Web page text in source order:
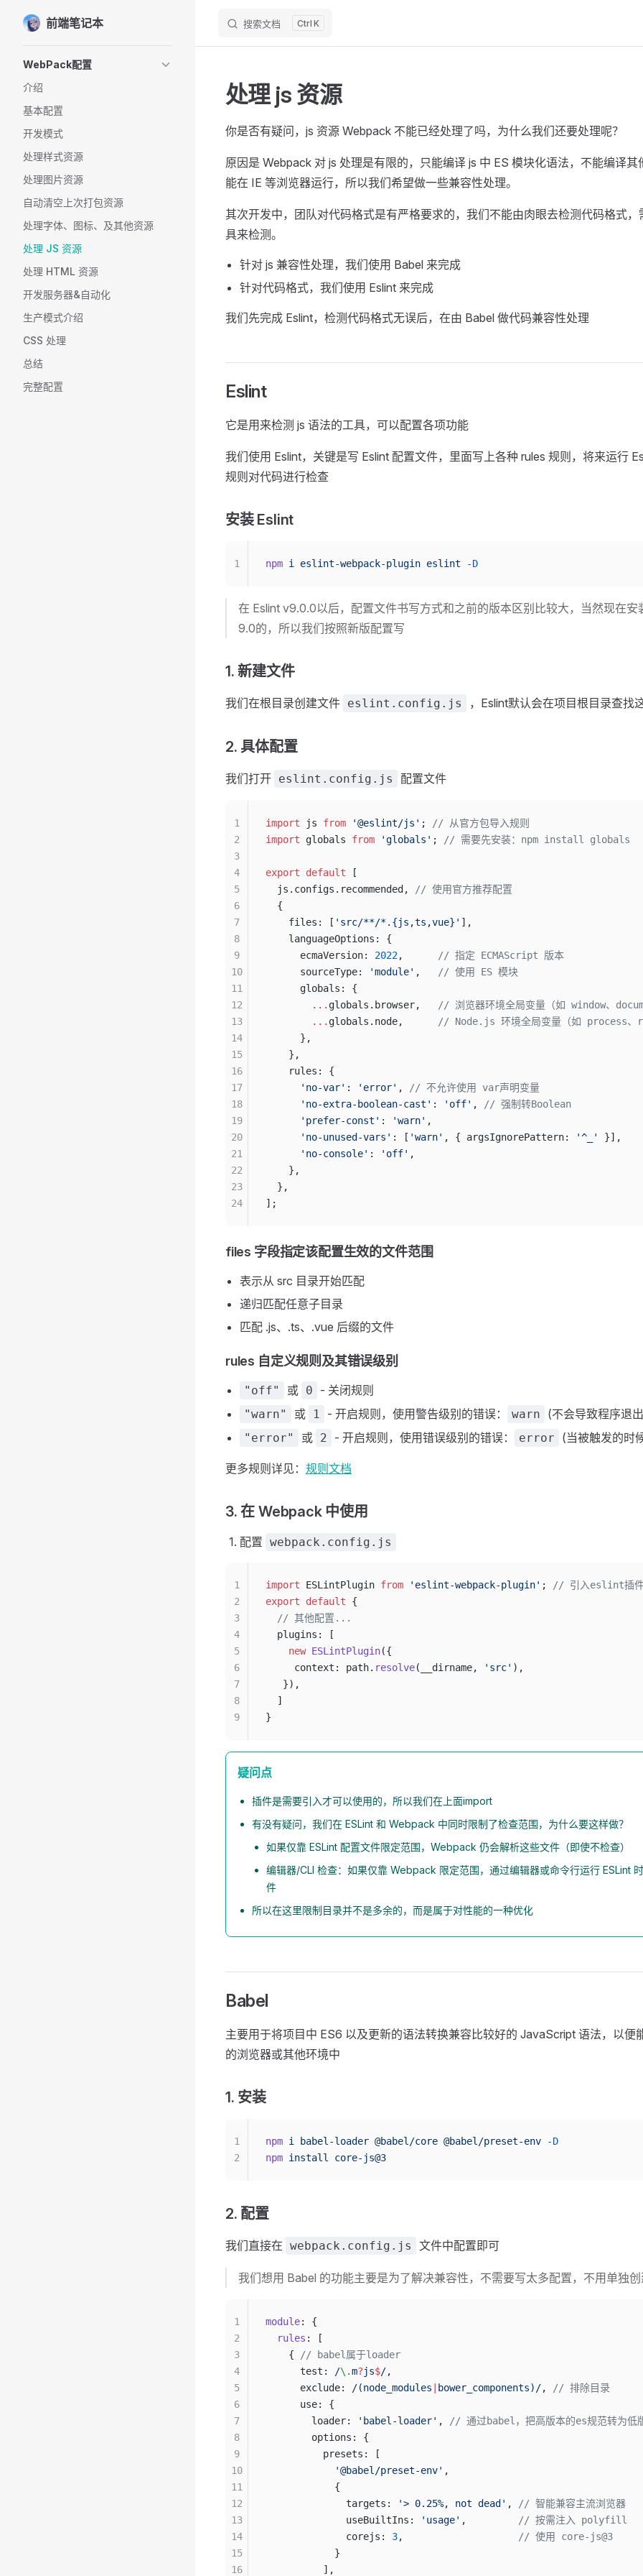
Skip to content
前端笔记本 搜索文档 K
WebPack配置
介绍
基本配置
开发模式
处理样式资源
处理图片资源
自动清空上次打包资源
处理字体、图标、及其他资源
处理 JS 资源
处理 HTML 资源
开发服务器&自动化
生产模式介绍
CSS 处理
总结
完整配置
处理 js 资源
你是否有疑问，js 资源 Webpack 不能已经处理了吗，为什么我们还要处理呢？
原因是 Webpack 对 js 处理是有限的，只能编译 js 中 ES 模块化语法，不能编译其
能在 IE 等浏览器运行，所以我们希望做一些兼容性处理。
其次开发中，团队对代码格式是有严格要求的，我们不能由肉眼去检测代码格式
具来检测。
针对 js 兼容性处理，我们使用 Babel 来完成
针对代码格式，我们使用 Eslint 来完成
我们先完成 Eslint，检测代码格式无误后，在由 Babel 做代码兼容性处理
Eslint
它是用来检测 js 语法的工具，可以配置各项功能
我们使用 Eslint，关键是写 Eslint 配置文件，里面写上各种 rules 规则，将来运行
规则对代码进行检查
安装 Eslint
npm i eslint-webpack-plugin eslint -D
1
在 Eslint v9.0.0以后，配置文件书写方式和之前的版本区别比较大，当然现在安
9.0的，所以我们按照新版配置写
1. 新建文件
我们在根目录创建文件 eslint.config.js ，Eslint默认会在项目根目录查找
2. 具体配置
我们打开 eslint.config.js 配置文件
import js from '@eslint/js' ;
// 从官方包导入规则
import globals from 'globals' ; // 需要先安装：npm install globals
export default [
  js.configs.recommended,
// 使用官方推荐配置
  {
    files: [
'src/**/*.{js,ts,vue}' ],
    languageOptions: {
      ecmaVersion:
2022,
// 指定 ECMAScript 版本
      sourceType:
'module' ,
// 使用 ES 模块
      globals: {
        ...
globals.browser,
// 浏览器环境全局变量（如 window、
        ...
globals.node,
// Node.js 环境全局变量（如 process、
      },
    },
    rules: {
      'no-var'
: 'error' ,
// 不允许使用 var声明变量
      'no-extra-boolean-cast'
: 'off' ,
// 强制转Boolean
      'prefer-const'
: 'warn' ,
      'no-unused-vars'
: [ 'warn' , { argsIgnorePattern: '^_'
}],
      'no-console'
: 'off' ,
    },
  },
];
1
2
3
4
5
6
7
8
9
10
11
12
13
14
15
16
17
18
19
20
21
22
23
24
files 字段指定该配置生效的文件范围
表示从 src 目录开始匹配
递归匹配任意子目录
匹配 .js、.ts、.vue 后缀的文件
rules 自定义规则及其错误级别
"off" 或 0 - 关闭规则
"warn" 或 1 - 开启规则，使用警告级别的错误： warn (不会导致程序退
"error" 或 2 - 开启规则，使用错误级别的错误： error (当被触发的时
更多规则详见： 规则文档
3. 在 Webpack 中使用
配置 webpack.config.js
import ESLintPlugin from 'eslint-webpack-plugin' ;
// 引入eslint插
export default {
  // 其他配置...
  plugins: [
    new
ESLintPlugin({
     context: path.
resolve(__dirname, 'src' ),
   }),
  ]
}
1
2
3
4
5
6
7
8
9
疑问点
插件是需要引入才可以使用的，所以我们在上面import
有没有疑问，我们在 ESLint 和 Webpack 中同时限制了检查范围，为什么要这样做？
如果仅靠 ESLint 配置文件限定范围，Webpack 仍会解析这些文件（即使不检查）
编辑器/CLI 检查：如果仅靠 Webpack 限定范围，通过编辑器或命令行运行 ESLint
件
所以在这里限制目录并不是多余的，而是属于对性能的一种优化
Babel
主要用于将项目中 ES6 以及更新的语法转换兼容比较好的 JavaScript 语法，以便
的浏览器或其他环境中
1. 安装
npm i babel-loader @babel/core @babel/preset-env -D
npm install core-js@3
1
2
2. 配置
我们直接在 webpack.config.js 文件中配置即可
我们想用 Babel 的功能主要是为了解决兼容性，不需要写太多配置，不用单独
module: {
  rules
: [
    {
// babel属于loader
      test:
/\.m?js$/,
      exclude:
/(node_modules bower_components) /,
// 排除目录
      use: {
        loader:
'babel-loader' ,
// 通过babel，把高版本的es规范转为低
        options: {
          presets: [
            '@babel/preset-env'
,
            {
              targets:
'> 0.25%, not dead' ,
// 智能兼容主流浏览器
              useBuiltIns:
'usage' ,
// 按需注入 polyfill
              corejs:
3,
// 使用 core-js@3
            }
          ],
1
2
3
4
5
6
7
8
9
10
11
12
13
14
15
16